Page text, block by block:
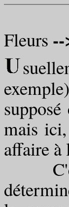
Fleurs --
mais
affaire à
C'est,